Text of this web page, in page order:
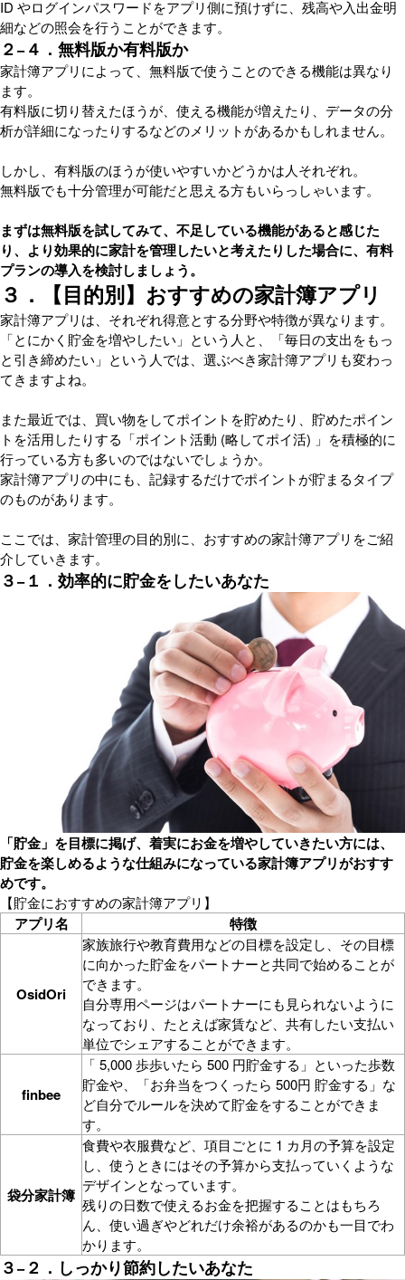
ID やログインパスワードをアプリ側に預けずに、残高や入出金明
細などの照会を行うことができます。
２−４．無料版か有料版か
家計簿アプリによって、無料版で使うことのできる機能は異なり
ます。
有料版に切り替えたほうが、使える機能が増えたり、データの分
析が詳細になったりするなどのメリットがあるかもしれません。
しかし、有料版のほうが使いやすいかどうかは人それぞれ。
無料版でも十分管理が可能だと思える方もいらっしゃいます。
まずは無料版を試してみて、不足している機能があると感じた
り、より効果的に家計を管理したいと考えたりした場合に、有料
プランの導入を検討しましょう。
３．【目的別】おすすめの家計簿アプリ
家計簿アプリは、それぞれ得意とする分野や特徴が異なります。
「とにかく貯金を増やしたい」という人と、「毎日の支出をもっ
と引き締めたい」という人では、選ぶべき家計簿アプリも変わっ
てきますよね。
また最近では、買い物をしてポイントを貯めたり、貯めたポイン
トを活用したりする「ポイント活動 (略してポイ活) 」を積極的に
行っている方も多いのではないでしょうか。
家計簿アプリの中にも、記録するだけでポイントが貯まるタイプ
のものがあります。
ここでは、家計管理の目的別に、おすすめの家計簿アプリをご紹
介していきます。
３−１．効率的に貯金をしたいあなた
「貯金」を目標に掲げ、着実にお金を増やしていきたい方には、
貯金を楽しめるような仕組みになっている家計簿アプリがおすす
めです。
【貯金におすすめの家計簿アプリ】
アプリ名 特徴
OsidOri
家族旅行や教育費用などの目標を設定し、その目標
に向かった貯金をパートナーと共同で始めることが
できます。
自分専用ページはパートナーにも見られないように
なっており、たとえば家賃など、共有したい支払い
単位でシェアすることができます。
finbee
「 5,000 歩歩いたら 500 円貯金する」といった歩数
貯金や、「お弁当をつくったら 500円 貯金する」な
ど自分でルールを決めて貯金をすることができま
す。
袋分家計簿
食費や衣服費など、項目ごとに 1 カ月の予算を設定
し、使うときにはその予算から支払っていくような
デザインとなっています。
残りの日数で使えるお金を把握することはもちろ
ん、使い過ぎやどれだけ余裕があるのかも一目でわ
かります。
３−２．しっかり節約したいあなた